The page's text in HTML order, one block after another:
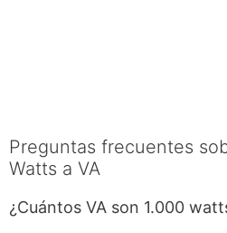
Preguntas frecuentes
Watts a VA
¿Cuántos VA son 1.000